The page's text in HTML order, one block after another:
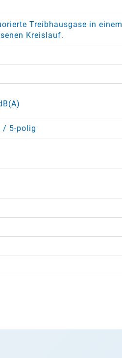
Treibhausgase in einem
Kreislauf.
/ 5-polig